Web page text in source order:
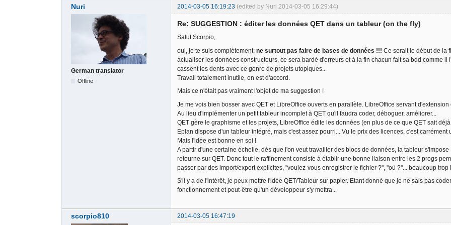
<elementInformation
name= "label" show </elementInformation
</elements>
</diagram
<collection
<category
name "import"
>
<name lang= "ru">Импортированные элементы
<name lang= "el"> Εισηγμένα στοιχεία</name >
<name lang="en">Imported elements</name >
<name lang="it">Elementi importati</name>
<name lang="fr">Éléments importés</name>
<name
lang ="pl"
<name lang="es">Elementos importados</name >
<name lang="cs">Zavedené prvky</name>
</names>
<names>
<name lang="el">Καλωδίωση</name>
<name lang="it">Cablaggio</name>
Nuri 2014-03-05 16:19:23 (edited by Nuri 2014-03-05 16:29:44)
German translator
Offline
Re: SUGGESTION : éditer les données QET dans un tableur (on the fly)
Salut Scorpio,
oui, je te suis complètement: ne surtout pas faire de bases de données !!! Ce serait le début de la
actualiser les données constructeurs, ce sera bardé d'erreurs et à la fin chacun fait sa bdd comme
cassent les dents avec ce genre de projets utopiques...
Travail totalement inutile, on est d'accord.
Mais ce n'était pas vraiment l'objet de ma suggestion !
Je me vois bien bosser avec QET et LibreOffice ouverts en parallèle. LibreOffice servant d'extension
Au lieu d'implémenter un petit tableur incomplet à QET qu'il faudra coder, déboguer, améliorer...
QET gère le graphisme et les projets, LibreOffice édite les données (en plus de ce que QET sait
Eplan dispose d'un tableur intégré, mais c'est assez pourri... Vu le prix des licences, c'est carrément
Mais l'idée est bonne en soi !
A partir d'une certaine échelle, dès que l'on veut travailler des blocs de données, la tableur
retourne sur QET. Donc tout le raffinement consiste à établir une bonne liaison entre les 2 progs
passer par des import/export explicites, "voulez-vous enregistrer le fichier ?", "où ?"... beaucoup
S'il y a de l'intérêt, je peux mettre l'idée QET/Tableur sur papier. Etant donné que je ne sais pas
fonctionnement et peut-être qu'un développeur s'y mettra...
scorpio810 2014-03-05 16:47:19